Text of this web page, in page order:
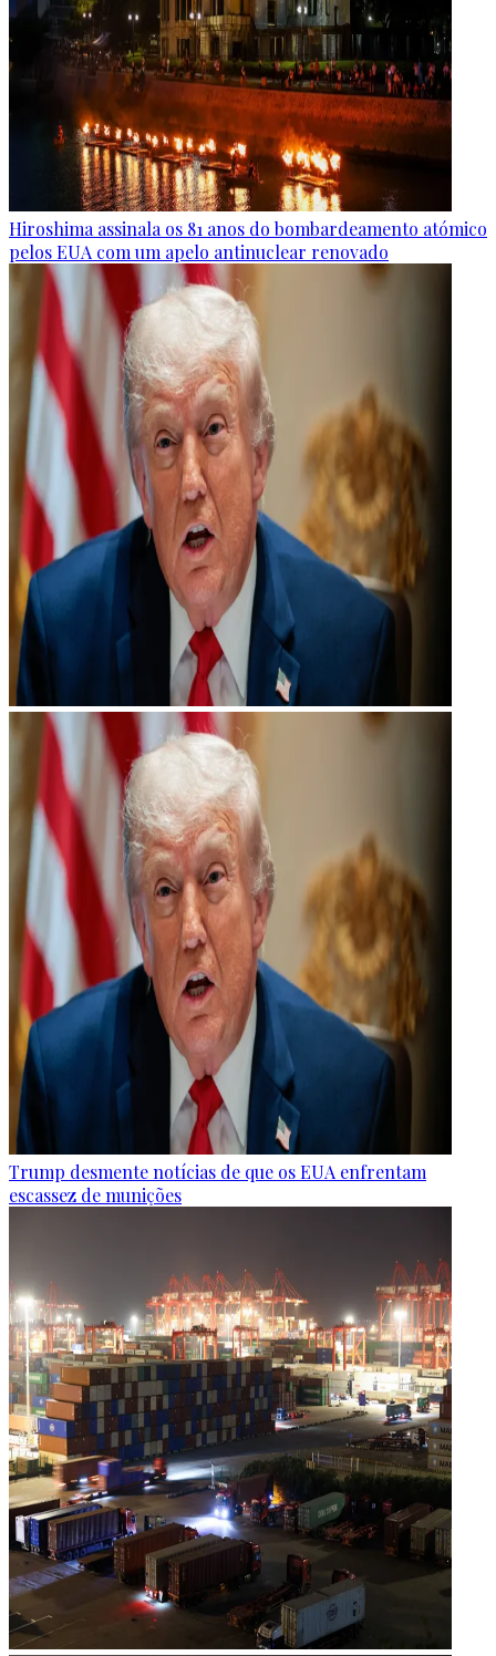
Hiroshima assinala os 81 anos do bombardeamento atómico
pelos EUA com um apelo antinuclear renovado
Trump desmente notícias de que os EUA enfrentam
escassez de munições